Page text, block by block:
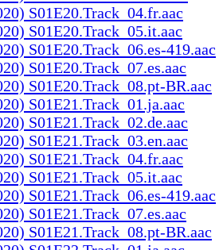
S01E20.Track_04.fr.aac
S01E20.Track_05.it.aac
S01E20.Track_06.es-419.aac
S01E20.Track_07.es.aac
S01E20.Track_08.pt-BR.aac
S01E21.Track_01.ja.aac
S01E21.Track_02.de.aac
S01E21.Track_03.en.aac
S01E21.Track_04.fr.aac
S01E21.Track_05.it.aac
S01E21.Track_06.es-419.aac
S01E21.Track_07.es.aac
S01E21.Track_08.pt-BR.aac